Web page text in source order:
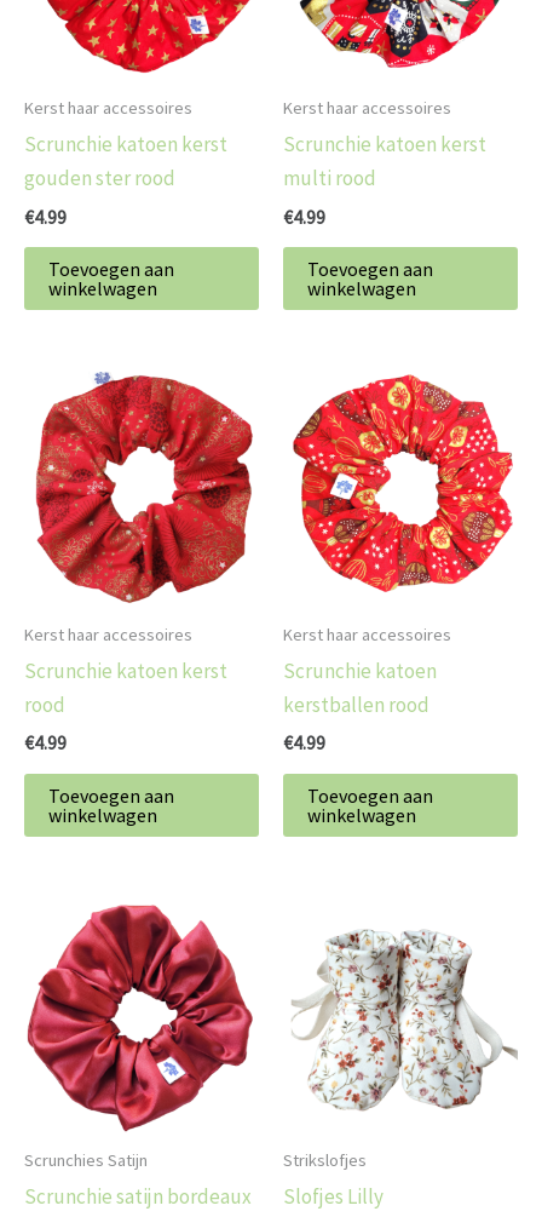
Kerst haar accessoires
Scrunchie katoen kerst
gouden ster rood
€4.99
Toevoegen aan
winkelwagen
Kerst haar accessoires
Scrunchie katoen kerst
multi rood
€4.99
Toevoegen aan
winkelwagen
Kerst haar accessoires
Scrunchie katoen kerst
rood
€4.99
Toevoegen aan
winkelwagen
Kerst haar accessoires
Scrunchie katoen
kerstballen rood
€4.99
Toevoegen aan
winkelwagen
Scrunchies Satijn
Scrunchie satijn bordeaux
Strikslofjes
Slofjes Lilly
Deze